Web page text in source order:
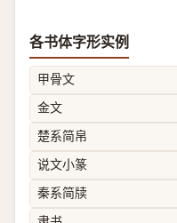
各书体字形实例
甲骨文
金文
楚系简帛
说文小篆
秦系简牍